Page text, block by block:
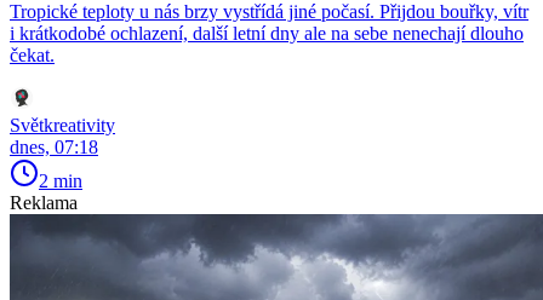
Tropické teploty u nás brzy vystřídá jiné počasí. Přijdou bouřky, vítr
i krátkodobé ochlazení, další letní dny ale na sebe nenechají dlouho
čekat.
Světkreativity
dnes, 07:18
2 min
Reklama